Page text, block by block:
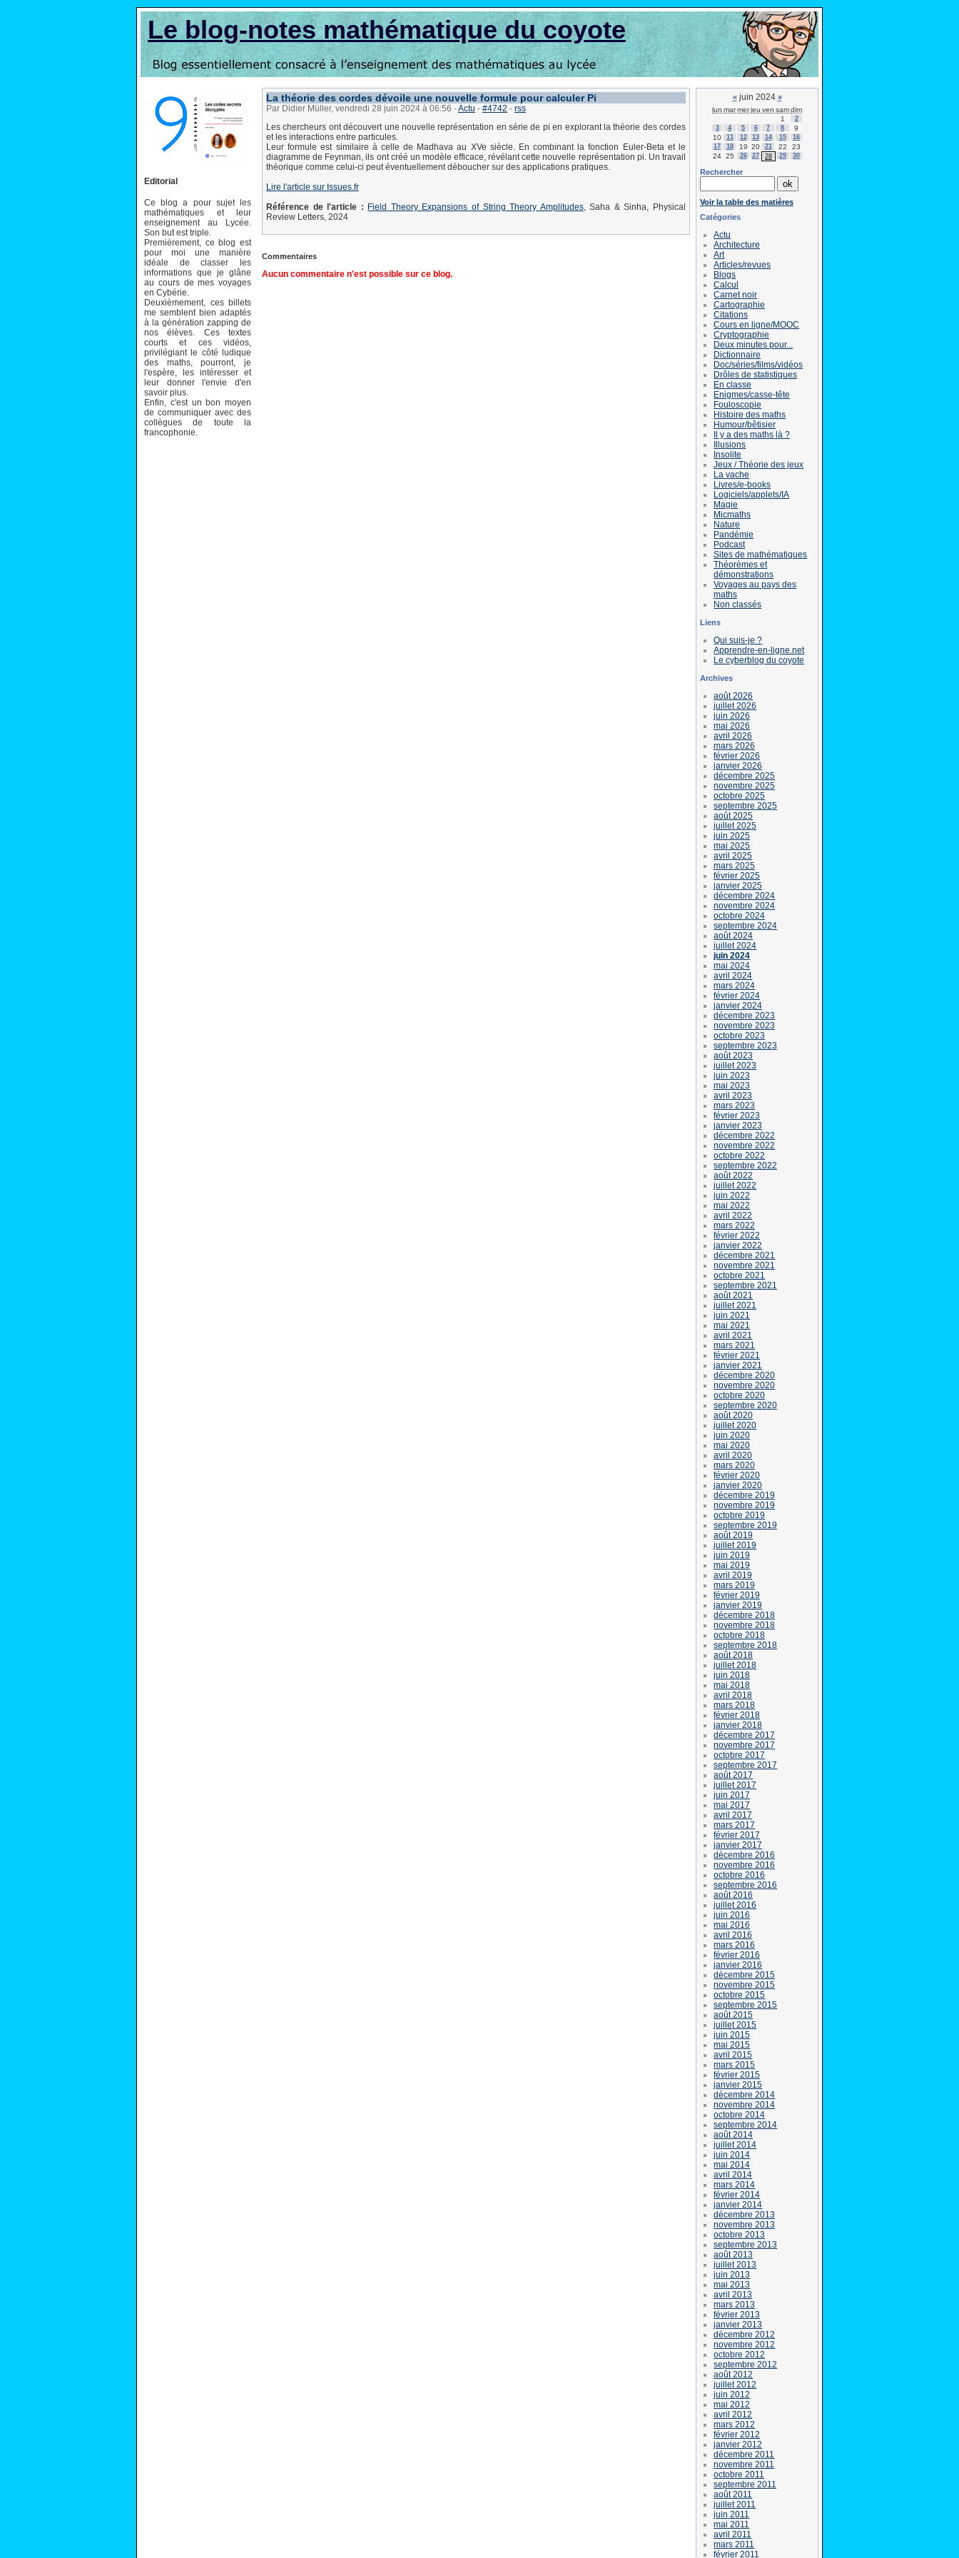
Le blog-notes mathématique du coyote
Editorial
Ce blog a pour sujet les
mathématiques et leur
enseignement au Lycée.
Son but est triple.
Premièrement, ce blog est
pour moi une manière
idéale de classer les
informations que je glâne
au cours de mes voyages
en Cybérie.
Deuxièmement, ces billets
me semblent bien adaptés
à la génération zapping de
nos élèves. Ces textes
courts et ces vidéos,
privilégiant le côté ludique
des maths, pourront, je
l'espère, les intéresser et
leur donner l'envie d'en
savoir plus.
Enfin, c'est un bon moyen
de communiquer avec des
collègues de toute la
francophonie.
La théorie des cordes dévoile une nouvelle formule pour calculer Pi
Par Didier Müller, vendredi 28 juin 2024 à 06:56 -Actu - #4742 - rss
Les chercheurs ont découvert une nouvelle représentation en série de pi en explorant la théorie des cordes
et les interactions entre particules.
Leur formule est similaire à celle de Madhava au XVe siècle. En combinant la fonction Euler-Beta et le
diagramme de Feynman, ils ont créé un modèle efficace, révélant cette nouvelle représentation pi. Un travail
théorique comme celui-ci peut éventuellement déboucher sur des applications pratiques.
Lire l'article sur Issues.fr
Référence de l'article : Field Theory Expansions of String Theory Amplitudes, Saha & Sinha, Physical
Review Letters, 2024
Commentaires
Aucun commentaire n'est possible sur ce blog.
«juin 2024 »
lun marmerjeu ven samdim
1
2
3
4 5 6 7 8
9
10
11 12 13 14 15
16
17
18 19 20 21 22
23
24 25 26 27 28 29 30
Rechercher
Voir la table des matières
Catégories
Actu
Architecture
Art
Articles/revues
Blogs
Calcul
Carnet noir
Cartographie
Citations
Cours en ligne/MOOC
Cryptographie
Deux minutes pour...
Dictionnaire
Doc/séries/films/vidéos
Drôles de statistiques
En classe
Enigmes/casse-tête
Fouloscopie
Histoire des maths
Humour/bêtisier
Il y a des maths là ?
Illusions
Insolite
Jeux / Théorie des jeux
La vache
Livres/e-books
Logiciels/applets/IA
Magie
Micmaths
Nature
Pandémie
Podcast
Sites de mathématiques
Théorèmes et
démonstrations
Voyages au pays des
maths
Non classés
Liens
Qui suis-je ?
Apprendre-en-ligne.net
Le cyberblog du coyote
Archives
août 2026
juillet 2026
juin 2026
mai 2026
avril 2026
mars 2026
février 2026
janvier 2026
décembre 2025
novembre 2025
octobre 2025
septembre 2025
août 2025
juillet 2025
juin 2025
mai 2025
avril 2025
mars 2025
février 2025
janvier 2025
décembre 2024
novembre 2024
octobre 2024
septembre 2024
août 2024
juillet 2024
juin 2024
mai 2024
avril 2024
mars 2024
février 2024
janvier 2024
décembre 2023
novembre 2023
octobre 2023
septembre 2023
août 2023
juillet 2023
juin 2023
mai 2023
avril 2023
mars 2023
février 2023
janvier 2023
décembre 2022
novembre 2022
octobre 2022
septembre 2022
août 2022
juillet 2022
juin 2022
mai 2022
avril 2022
mars 2022
février 2022
janvier 2022
décembre 2021
novembre 2021
octobre 2021
septembre 2021
août 2021
juillet 2021
juin 2021
mai 2021
avril 2021
mars 2021
février 2021
janvier 2021
décembre 2020
novembre 2020
octobre 2020
septembre 2020
août 2020
juillet 2020
juin 2020
mai 2020
avril 2020
mars 2020
février 2020
janvier 2020
décembre 2019
novembre 2019
octobre 2019
septembre 2019
août 2019
juillet 2019
juin 2019
mai 2019
avril 2019
mars 2019
février 2019
janvier 2019
décembre 2018
novembre 2018
octobre 2018
septembre 2018
août 2018
juillet 2018
juin 2018
mai 2018
avril 2018
mars 2018
février 2018
janvier 2018
décembre 2017
novembre 2017
octobre 2017
septembre 2017
août 2017
juillet 2017
juin 2017
mai 2017
avril 2017
mars 2017
février 2017
janvier 2017
décembre 2016
novembre 2016
octobre 2016
septembre 2016
août 2016
juillet 2016
juin 2016
mai 2016
avril 2016
mars 2016
février 2016
janvier 2016
décembre 2015
novembre 2015
octobre 2015
septembre 2015
août 2015
juillet 2015
juin 2015
mai 2015
avril 2015
mars 2015
février 2015
janvier 2015
décembre 2014
novembre 2014
octobre 2014
septembre 2014
août 2014
juillet 2014
juin 2014
mai 2014
avril 2014
mars 2014
février 2014
janvier 2014
décembre 2013
novembre 2013
octobre 2013
septembre 2013
août 2013
juillet 2013
juin 2013
mai 2013
avril 2013
mars 2013
février 2013
janvier 2013
décembre 2012
novembre 2012
octobre 2012
septembre 2012
août 2012
juillet 2012
juin 2012
mai 2012
avril 2012
mars 2012
février 2012
janvier 2012
décembre 2011
novembre 2011
octobre 2011
septembre 2011
août 2011
juillet 2011
juin 2011
mai 2011
avril 2011
mars 2011
février 2011